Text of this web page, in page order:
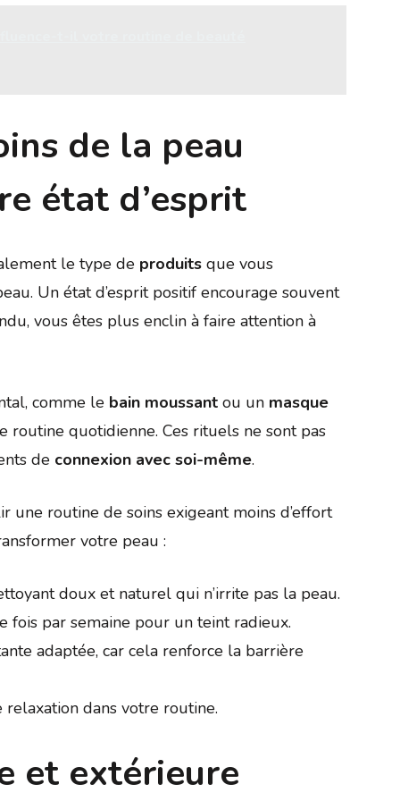
de la peau
état d’esprit
le type de produits que vous
Un état d’esprit positif encourage souvent
vous êtes plus enclin à faire attention à
comme le bain moussant ou un masque
routine quotidienne. Ces rituels ne sont pas
de connexion avec soi-même.
routine de soins exigeant moins d’effort
votre peau :
doux et naturel qui n’irrite pas la peau.
fois par semaine pour un teint radieux.
adaptée, car cela renforce la barrière
dans votre routine.
et extérieure